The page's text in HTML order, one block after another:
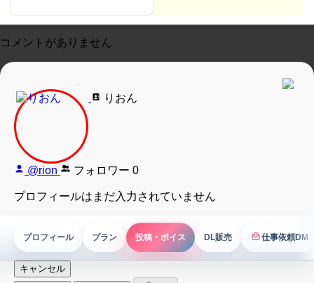
コメントがありません
りおん
@rion フォロワー 0
プロフィールはまだ入力されていません
プロフィール プラン 投稿・ボイス DL販売 仕事依頼DM
仕事依頼DM
キャンセル